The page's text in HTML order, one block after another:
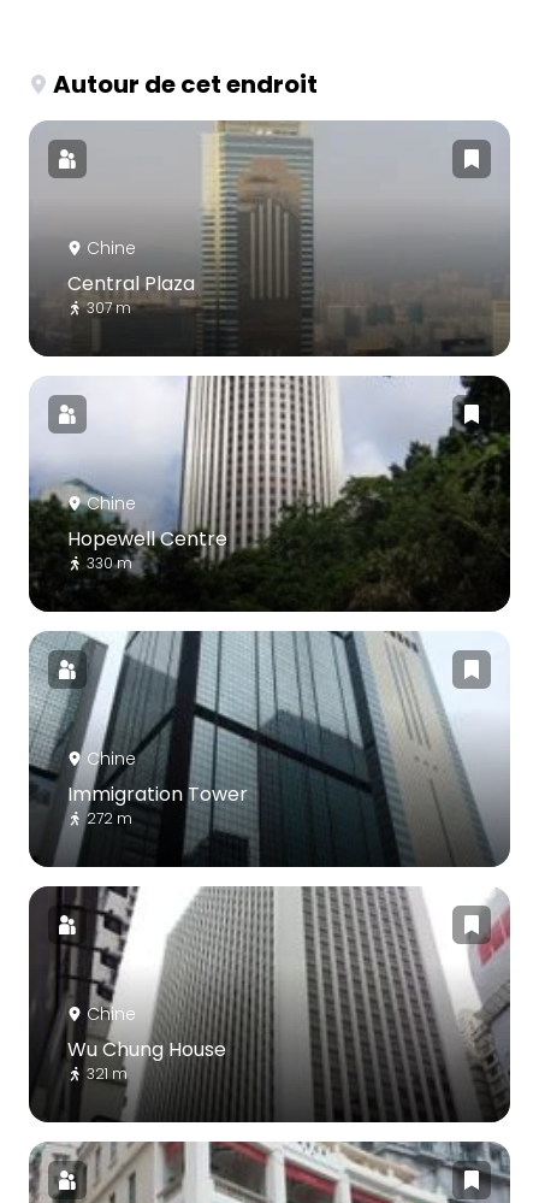
Autour de cet endroit
Chine
Central Plaza
307 m
Chine
Hopewell Centre
330 m
Chine
Immigration Tower
272 m
Chine
Wu Chung House
321 m